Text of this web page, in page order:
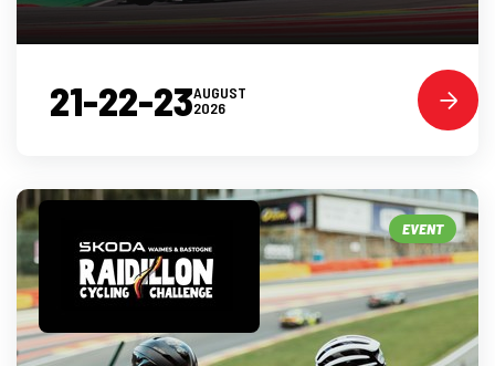
21-22-23AUGUST
2026
EVENT